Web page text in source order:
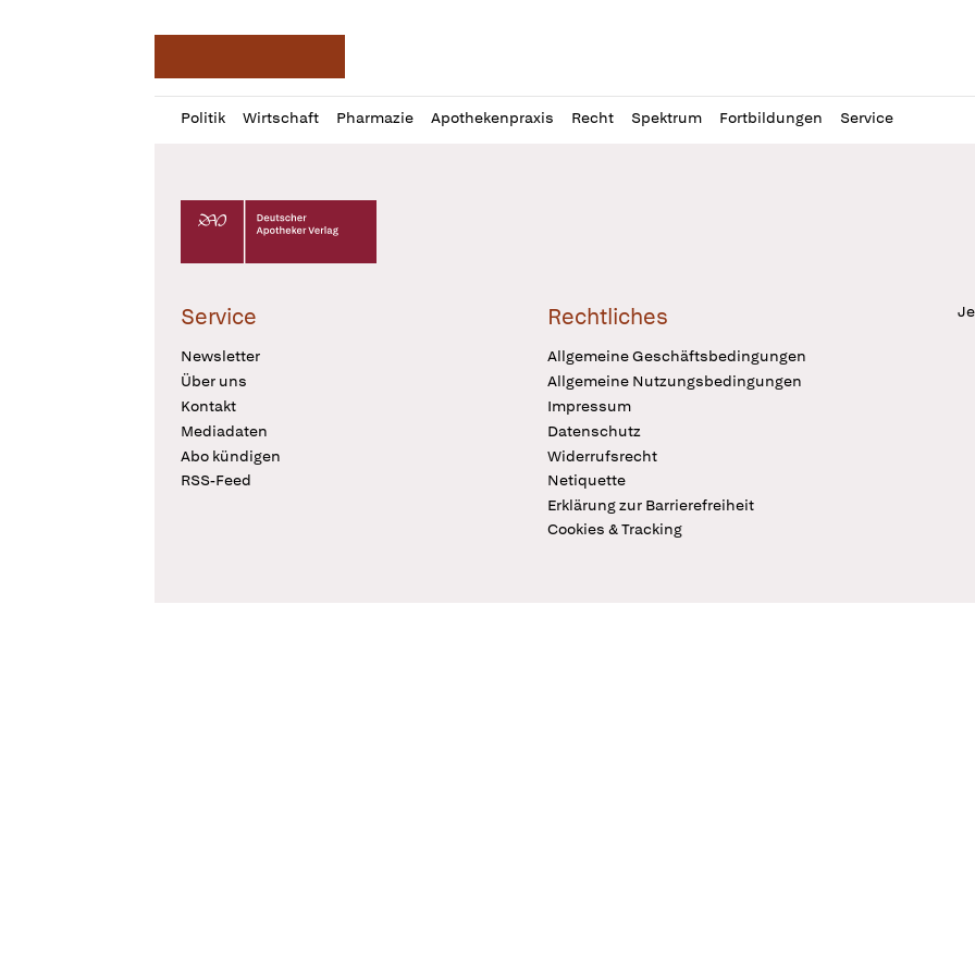
Politik Wirtschaft Pharmazie Apothekenpraxis Recht Spektrum Fortbildungen Service
Profil
öffnen
Daz
Pur
Deutscher Apotheker Verlag Logo
Service
Newsletter
Über uns
Kontakt
Mediadaten
Abo kündigen
RSS-Feed
Rechtliches
Allgemeine Geschäftsbedingungen
Allgemeine Nutzungsbedingungen
Impressum
Datenschutz
Widerrufsrecht
Netiquette
Erklärung zur Barrierefreiheit
Cookies & Tracking